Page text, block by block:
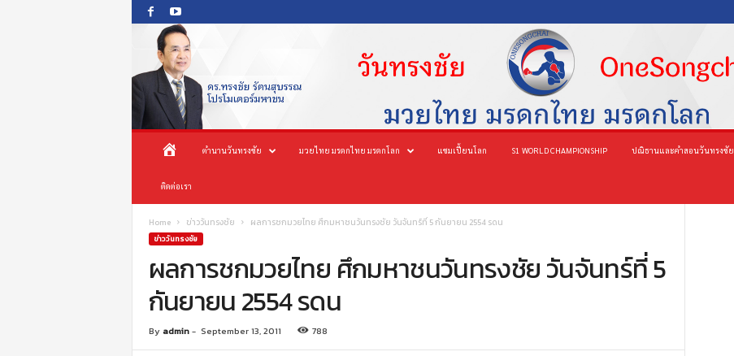
O
o
น้
า
ก
ตำนานวันทรงชัย มวยไทย มรดกไทย มรดกโลก แชมเปี้ยนโลก S1 WORLD CHAMPIONSHIP ปณิธานและคำสอนวันทรงชัย
ติดต่อเรา
Home ข่าววันทรงชัย ผลการชกมวยไทย ศึกมหาชนวันทรงชัย วันจันทร์ที่ 5 กันยายน 2554 รดน
ข่าววันทรงชัย
ผลการชกมวยไทย ศึกมหาชนวันทรงชัย วันจันทร์ที่ 5
กันยายน 2554 รดน
By admin- September 13, 2011 788